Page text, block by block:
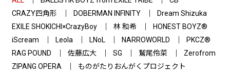
CRAZY四角形
DOBERMAN INFINITY
Dream Shizuka
EXILE SHOKICHI×CrazyBoy
林 和希
HONEST BOYZ®
iScream
Leola LNoL NARROWORLD
PKCZ®
RAG POUND
佐藤広大 SG 鷲尾伶菜
Zerofrom
ZIPANG OPERA
ものがたりおんがくプロジェクト